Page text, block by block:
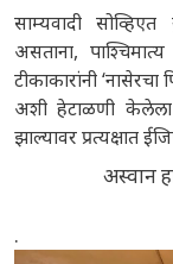
साम्यवादी
असताना,
टीकाकारांनी ‘नासेरचा
अशी हेटाळणी केलेला
झाल्यावर प्रत्यक्षात
अस्वान
.